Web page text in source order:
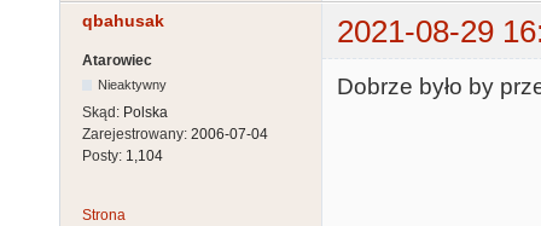
qbahusak 2021-08-29
Atarowiec
Nieaktywny
Skąd: Polska
Zarejestrowany: 2006-07-04
Posty: 1,104
Dobrze było by
Strona